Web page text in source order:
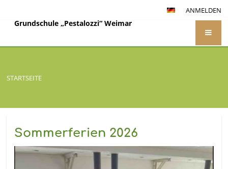
ANMELDEN
Grundschule „Pestalozzi“ Weimar
STARTSEITE
Sommerferien 2026